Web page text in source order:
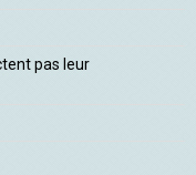
pas leur